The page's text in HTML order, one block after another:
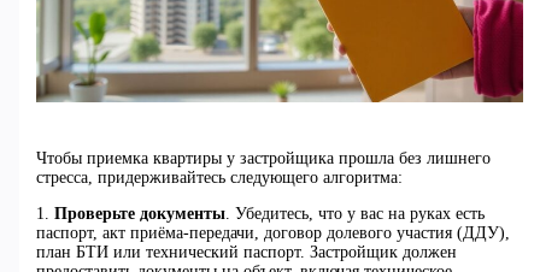
Чтобы приемка квартиры у застройщика прошла без лишнего
стресса, придерживайтесь следующего алгоритма:
1. Проверьте документы. Убедитесь, что у вас на руках есть
паспорт, акт приёма-передачи, договор долевого участия (ДДУ),
план БТИ или технический паспорт. Застройщик должен